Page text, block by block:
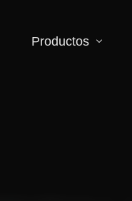
Productos